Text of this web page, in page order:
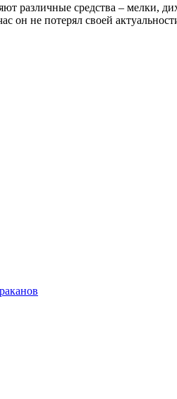
различные средства – мелки,
он не потерял своей